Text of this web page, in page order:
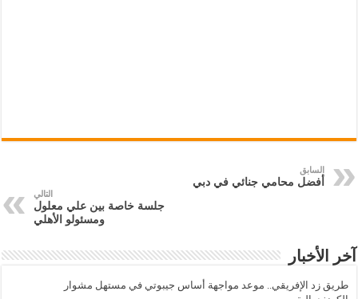
السابق
أفضل محامي جنائي في دبي
التالي
جلسة خاصة بين علي معلول
ومسئولو الأهلي
آخر الأخبار
طريق زد الإفريقي.. موعد مواجهة أساس جيبوتي في مستهل مشوار